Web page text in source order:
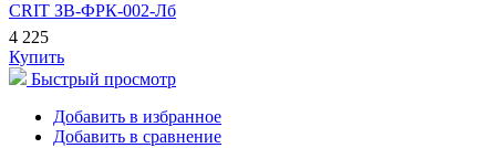
CRIT ЗВ-ФРК-002-Лб
4 225
Купить
Быстрый просмотр
Добавить в избранное
Добавить в сравнение